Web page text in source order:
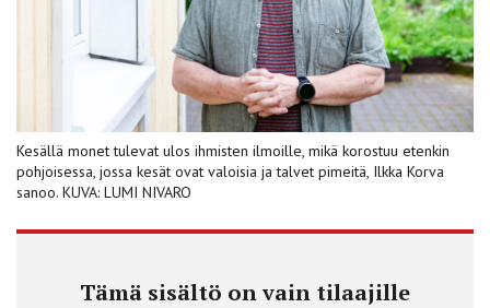
Kesällä monet tulevat ulos ihmisten ilmoille, mikä korostuu etenkin
pohjoisessa, jossa kesät ovat valoisia ja talvet pimeitä, Ilkka Korva
sanoo. KUVA: LUMI NIVARO
Tämä sisältö on vain tilaajille